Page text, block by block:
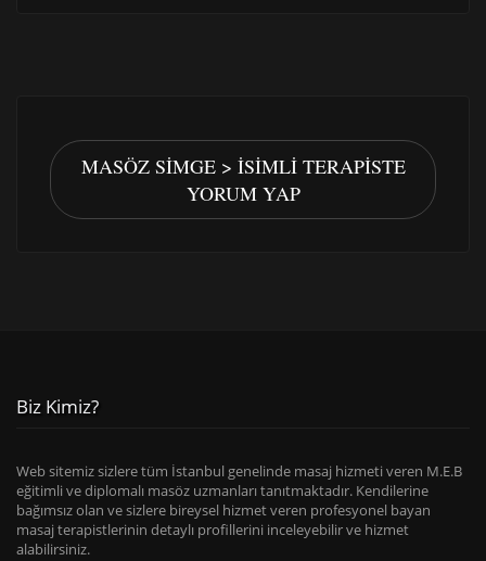
MASÖZ SIMGE > İSIMLI TERAPISTE
YORUM YAP
Biz Kimiz?
Web sitemiz sizlere tüm İstanbul genelinde masaj hizmeti veren M.E.B
eğitimli ve diplomalı masöz uzmanları tanıtmaktadır. Kendilerine
bağımsız olan ve sizlere bireysel hizmet veren profesyonel bayan
masaj terapistlerinin detaylı profillerini inceleyebilir ve hizmet
alabilirsiniz.